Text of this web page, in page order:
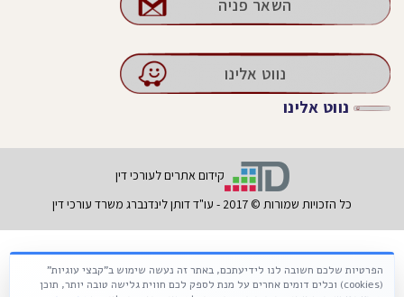
השאר פניה
נווט אלינו
נווט אלינו
קידום אתרים לעורכי דין
כל הזכויות שמורות © 2017 - עו"ד דותן לינדנברג משרד עורכי דין
הפרטיות שלכם חשובה לנו לידיעתכם, באתר זה נעשה שימוש ב"קבצי עוגיות"
(cookies) וכלים דומים אחרים על מנת לספק לכם חווית גלישה טובה יותר, תוכן
Français עברית Русский